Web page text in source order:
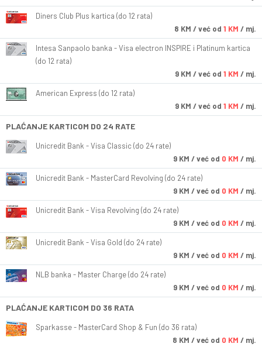
Diners Club Plus kartica (do 12 rata)
8 KM / već od 1 KM / mj.
Intesa Sanpaolo banka - Visa electron INSPIRE i Platinum kartica
(do 12 rata)
9 KM / već od 1 KM / mj.
American Express (do 12 rata)
9 KM / već od 1 KM / mj.
PLAĆANJE KARTICOM DO 24 RATE
Unicredit Bank - Visa Classic (do 24 rate)
9 KM / već od 0 KM / mj.
Unicredit Bank - MasterCard Revolving (do 24 rate)
9 KM / već od 0 KM / mj.
Unicredit Bank - Visa Revolving (do 24 rate)
9 KM / već od 0 KM / mj.
Unicredit Bank - Visa Gold (do 24 rate)
9 KM / već od 0 KM / mj.
NLB banka - Master Charge (do 24 rate)
9 KM / već od 0 KM / mj.
PLAĆANJE KARTICOM DO 36 RATA
Sparkasse - MasterCard Shop & Fun (do 36 rata)
8 KM / već od 0 KM / mj.